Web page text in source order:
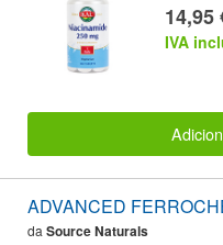
14,95
IVA
ADVANCED
da Source Naturals